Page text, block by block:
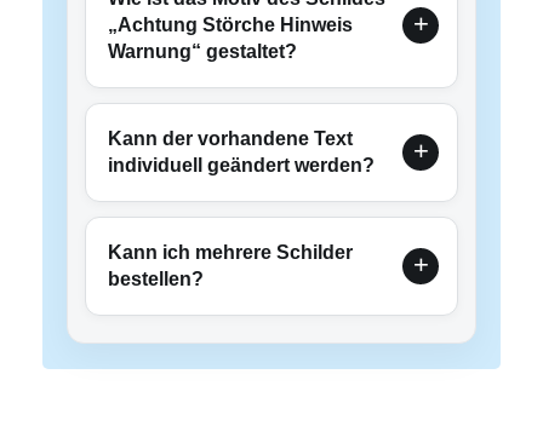
„Achtung Störche Hinweis
Warnung“ gestaltet?
Kann der vorhandene Text
individuell geändert werden?
Kann ich mehrere Schilder
bestellen?